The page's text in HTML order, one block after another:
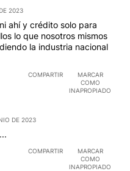
2023
ahí y crédito solo para
lo que nosotros mismos
la industria nacional
COMPARTIR
MARCAR
COMO
INAPROPIADO
DE 2023
COMPARTIR
MARCAR
COMO
INAPROPIADO